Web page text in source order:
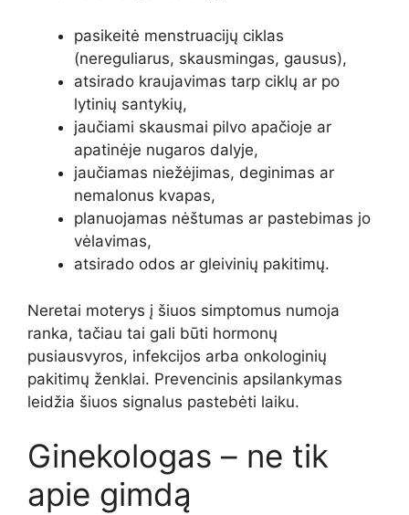
pasikeitė menstruacijų ciklas
(nereguliarus, skausmingas, gausus),
atsirado kraujavimas tarp ciklų ar po
lytinių santykių,
jaučiami skausmai pilvo apačioje ar
apatinėje nugaros dalyje,
jaučiamas niežėjimas, deginimas ar
nemalonus kvapas,
planuojamas nėštumas ar pastebimas jo
vėlavimas,
atsirado odos ar gleivinių pakitimų.
Neretai moterys į šiuos simptomus numoja
ranka, tačiau tai gali būti hormonų
pusiausvyros, infekcijos arba onkologinių
pakitimų ženklai. Prevencinis apsilankymas
leidžia šiuos signalus pastebėti laiku.
Ginekologas – ne tik
apie gimdą